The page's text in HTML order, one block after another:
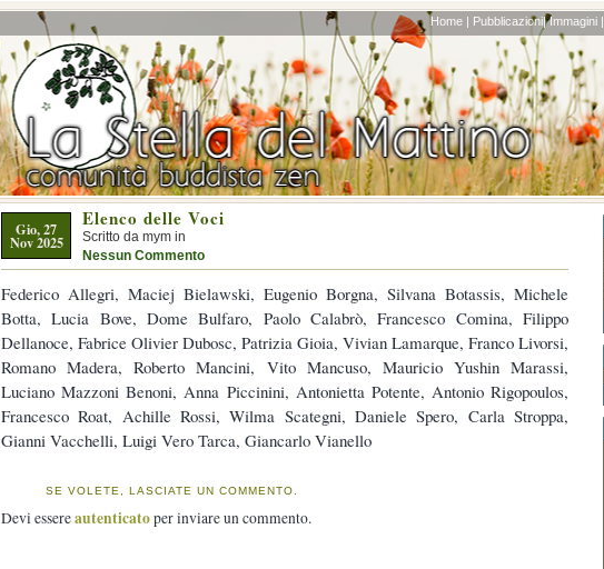
Home | Pubblicazioni| Immagini |
Gio, 27
Nov 2025
Elenco delle Voci
Scritto da mym in
Nessun Commento
Federico Allegri, Maciej Bielawski, Eugenio Borgna, Silvana Botassis, Michele
Botta, Lucia Bove, Dome Bulfaro, Paolo Calabrò, Francesco Comina, Filippo
Dellanoce, Fabrice Olivier Dubosc, Patrizia Gioia, Vivian Lamarque, Franco Livorsi,
Romano Madera, Roberto Mancini, Vito Mancuso, Mauricio Yushin Marassi,
Luciano Mazzoni Benoni, Anna Piccinini, Antonietta Potente, Antonio Rigopoulos,
Francesco Roat, Achille Rossi, Wilma Scategni, Daniele Spero, Carla Stroppa,
Gianni Vacchelli, Luigi Vero Tarca, Giancarlo Vianello
SE VOLETE, LASCIATE UN COMMENTO.
Devi essereautenticatoper inviare un commento.